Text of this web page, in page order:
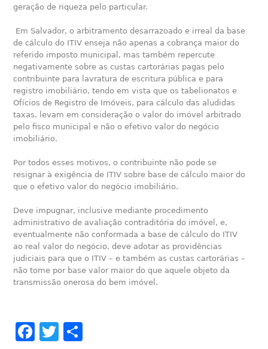
geração de riqueza pelo particular.
Em Salvador, o arbitramento desarrazoado e irreal da base
de cálculo do ITIV enseja não apenas a cobrança maior do
referido imposto municipal, mas também repercute
negativamente sobre as custas cartorárias pagas pelo
contribuinte para lavratura de escritura pública e para
registro imobiliário, tendo em vista que os tabelionatos e
Ofícios de Registro de Imóveis, para cálculo das aludidas
taxas, levam em consideração o valor do imóvel arbitrado
pelo fisco municipal e não o efetivo valor do negócio
imobiliário.
Por todos esses motivos, o contribuinte não pode se
resignar à exigência de ITIV sobre base de cálculo maior do
que o efetivo valor do negócio imobiliário.
Deve impugnar, inclusive mediante procedimento
administrativo de avaliação contraditória do imóvel, e,
eventualmente não conformada a base de cálculo do ITIV
ao real valor do negócio, deve adotar as providências
judiciais para que o ITIV – e também as custas cartorárias –
não tome por base valor maior do que aquele objeto da
transmissão onerosa do bem imóvel.
Facebook
Twitter